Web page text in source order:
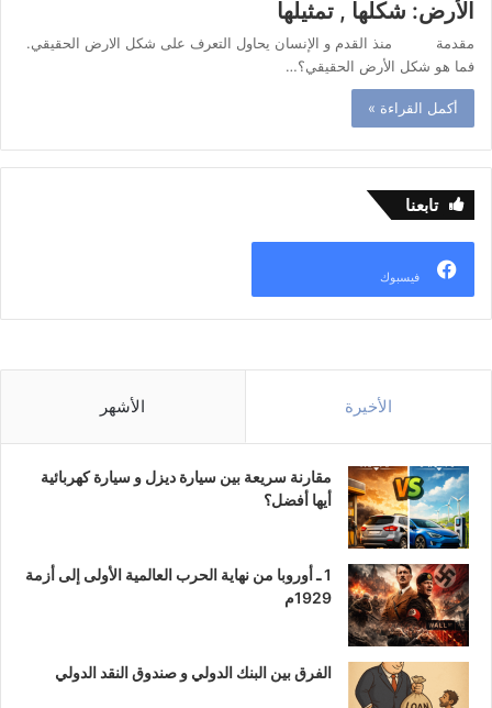
الأرض: شكلها , تمثيلها
مقدمة منذ القدم و الإنسان يحاول التعرف على شكل الارض الحقيقي.
فما هو شكل الأرض الحقيقي؟…
أكمل القراءة »
تابعنا
فيسبوك
الأخيرة الأشهر
مقارنة سريعة بين سيارة ديزل و سيارة كهربائية
أيها أفضل؟
1 ـ أوروبا من نهاية الحرب العالمية الأولى إلى أزمة
1929م
الفرق بين البنك الدولي و صندوق النقد الدولي